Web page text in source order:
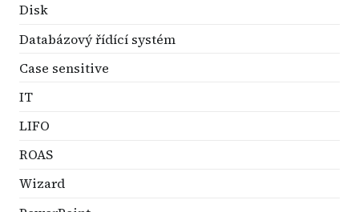
Disk
Databázový řídící systém
Case sensitive
IT
LIFO
ROAS
Wizard